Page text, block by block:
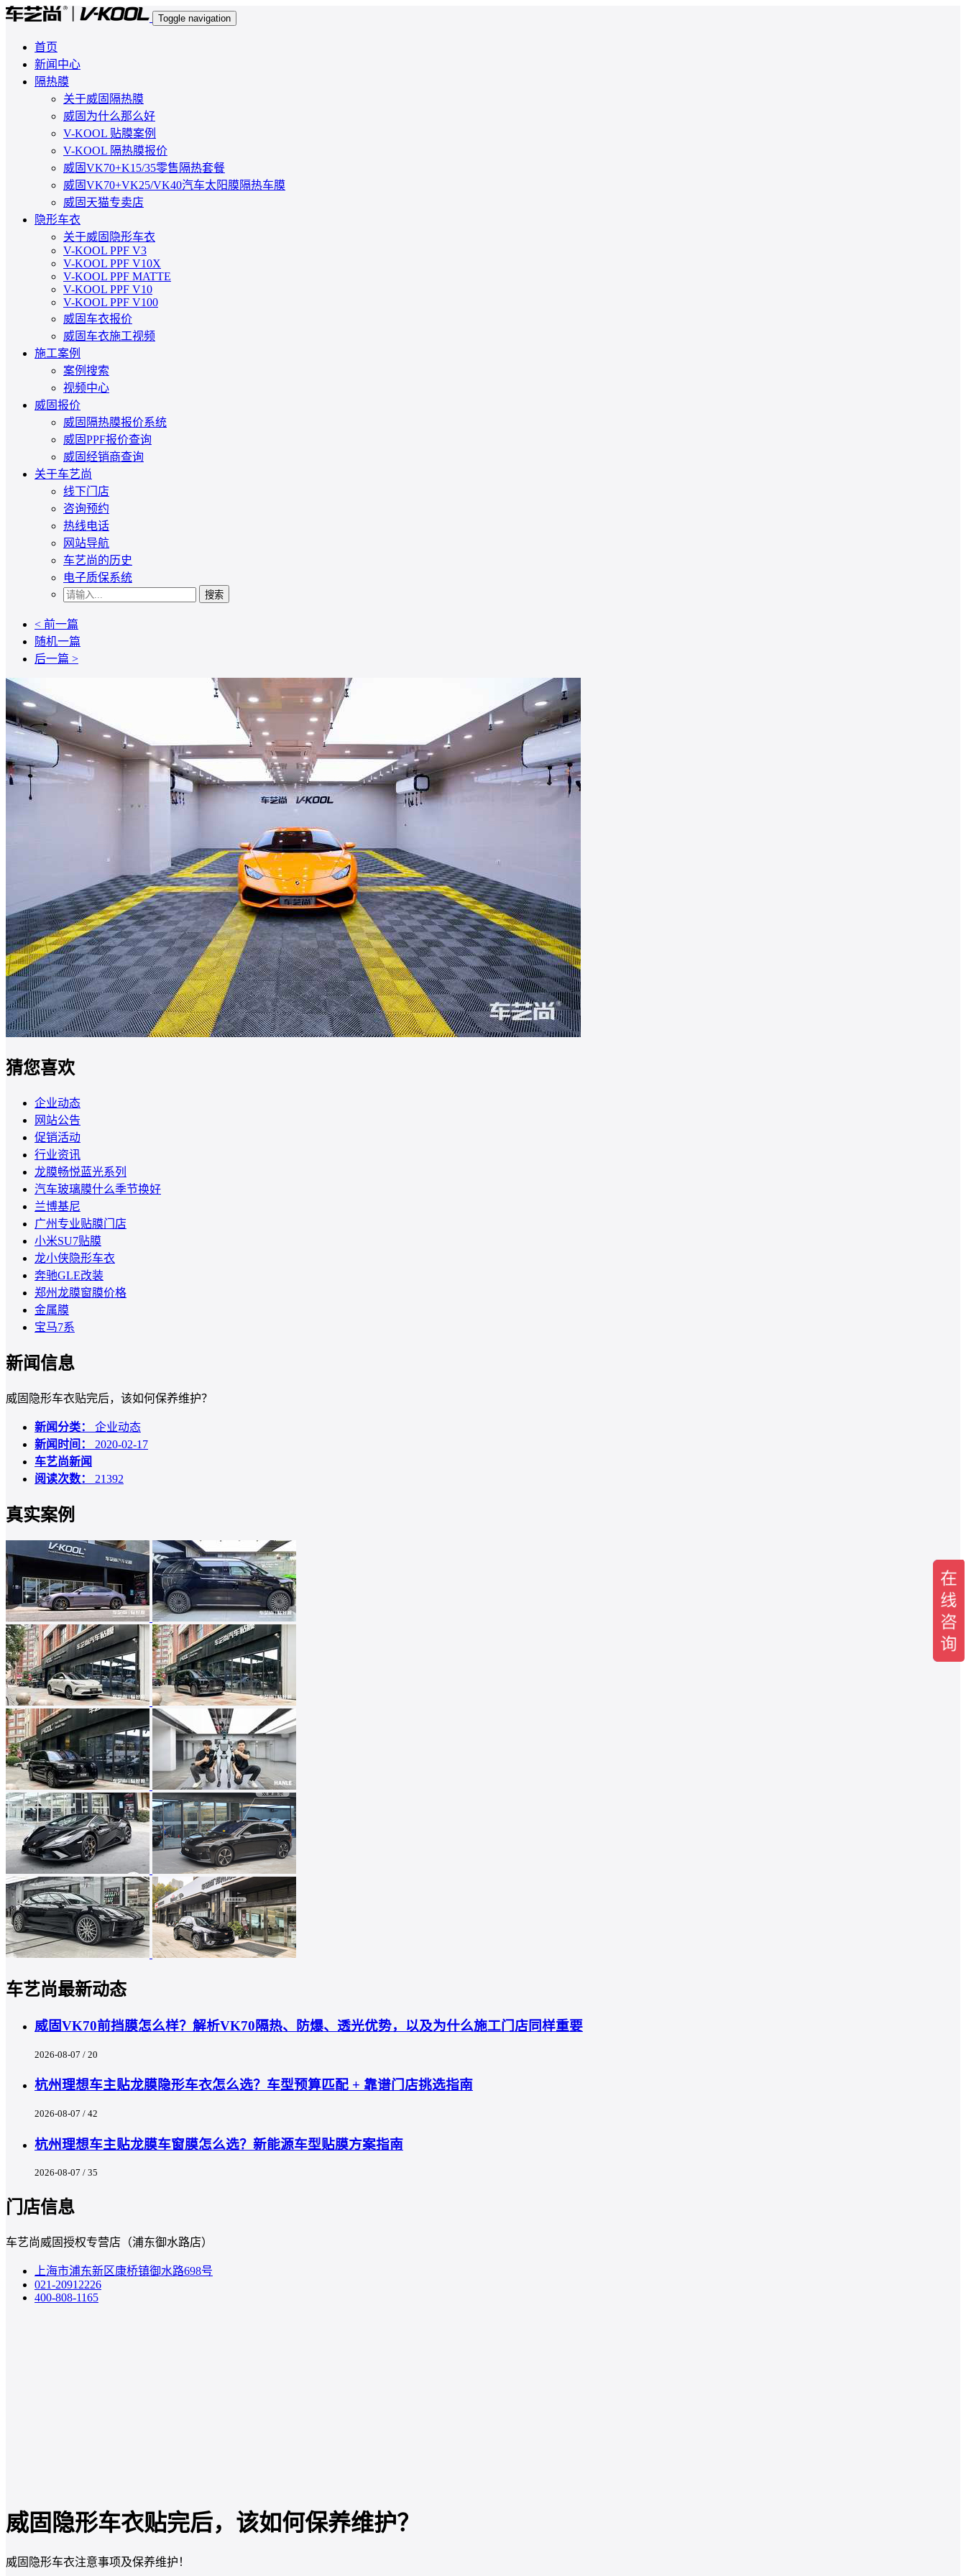
Toggle navigation
首页
新闻中心
隔热膜
关于威固隔热膜
威固为什么那么好
V-KOOL 贴膜案例
V-KOOL 隔热膜报价
威固VK70+K15/35零售隔热套餐
威固VK70+VK25/VK40汽车太阳膜隔热车膜
威固天猫专卖店
隐形车衣
关于威固隐形车衣
V-KOOL PPF V3
V-KOOL PPF V10X
V-KOOL PPF MATTE
V-KOOL PPF V10
V-KOOL PPF V100
威固车衣报价
威固车衣施工视频
施工案例
案例搜索
视频中心
威固报价
威固隔热膜报价系统
威固PPF报价查询
威固经销商查询
关于车艺尚
线下门店
咨询预约
热线电话
网站导航
车艺尚的历史
电子质保系统
搜索
< 前一篇
随机一篇
后一篇 >
猜您喜欢
企业动态
网站公告
促销活动
行业资讯
龙膜畅悦蓝光系列
汽车玻璃膜什么季节换好
兰博基尼
广州专业贴膜门店
小米SU7贴膜
龙小侠隐形车衣
奔驰GLE改装
郑州龙膜窗膜价格
金属膜
宝马7系
新闻信息
威固隐形车衣贴完后，该如何保养维护？
新闻分类： 企业动态
新闻时间： 2020-02-17
车艺尚新闻
阅读次数： 21392
真实案例
车艺尚最新动态
威固VK70前挡膜怎么样？解析VK70隔热、防爆、透光优势，以及为什么施工门店同样重要
2026-08-07 / 20
杭州理想车主贴龙膜隐形车衣怎么选？车型预算匹配 + 靠谱门店挑选指南
2026-08-07 / 42
杭州理想车主贴龙膜车窗膜怎么选？新能源车型贴膜方案指南
2026-08-07 / 35
门店信息
车艺尚威固授权专营店（浦东御水路店）
上海市浦东新区康桥镇御水路698号
021-20912226
400-808-1165
威固隐形车衣贴完后，该如何保养维护？
威固隐形车衣注意事项及保养维护！